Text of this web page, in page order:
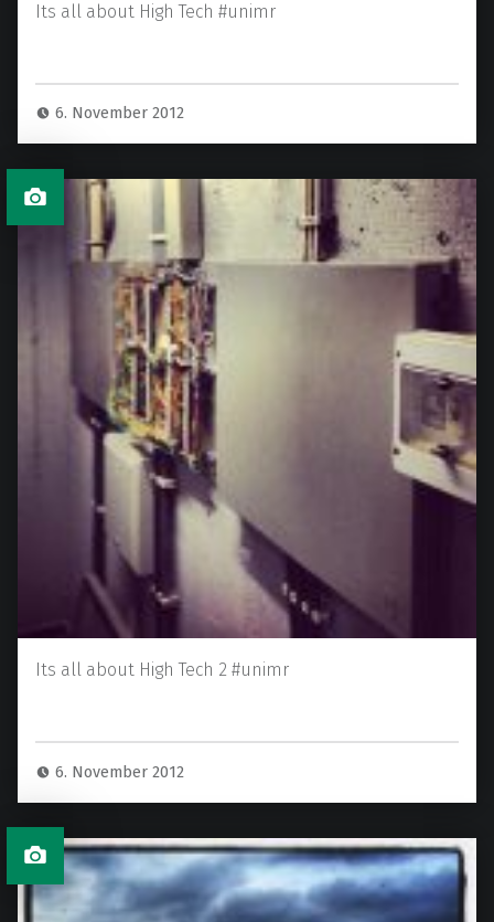
Its all about High Tech #unimr
6. November 2012
Its all about High Tech 2 #unimr
6. November 2012